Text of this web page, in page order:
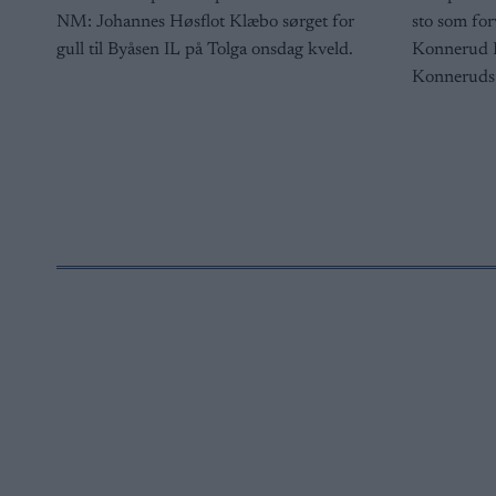
NM: Johannes Høsflot Klæbo sørget for
gull til Byåsen IL på Tolga onsdag kveld.
sto som
Konnerud